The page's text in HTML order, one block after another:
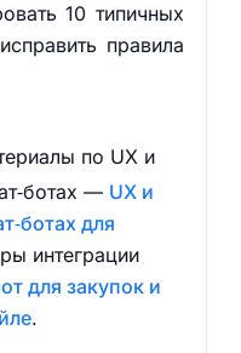
10 типичных
правила
по UX и
— UX и
для
интеграции
для закупок и
.